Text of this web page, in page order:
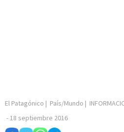
El Patagónico | País/Mundo |
- 18 septiembre 2016